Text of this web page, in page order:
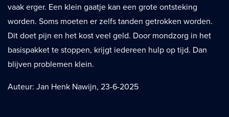
vaak erger. Een klein gaatje kan een grote ontsteking
worden. Soms moeten er zelfs tanden getrokken worden.
Dit doet pijn en het kost veel geld. Door mondzorg in het
basispakket te stoppen, krijgt iedereen hulp op tijd. Dan
blijven problemen klein.
Auteur: Jan Henk Nawijn, 23-6-2025